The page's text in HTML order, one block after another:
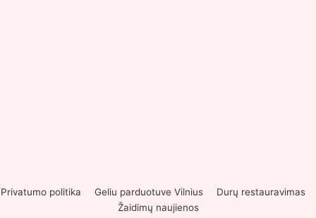
Privatumo politika Geliu parduotuve Vilnius
Durų restauravimas
Žaidimų naujienos